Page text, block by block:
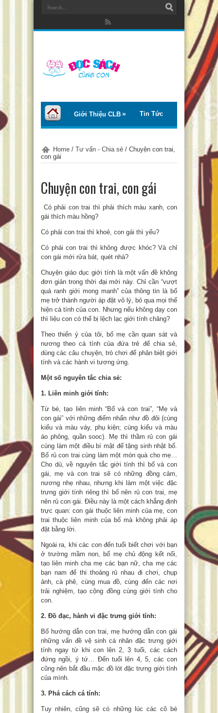
Giới Thiệu CLB Tin Tức
Tư Vấn – Chia Sẻ Thơ – Truyện
Chào Tiếng Việt
Trại Hè Thanh Thiếu Nhi EcoCamp
Home / Tư vấn - Chia sẻ / Chuyện con trai,
con gái
Chuyện con trai, con gái
Có phải con trai thì phải thích màu xanh, con
gái thích màu hồng?
Có phải con trai thì khoẻ, con gái thì yếu?
Có phải con trai thì không được khóc? Và chỉ
con gái mới rửa bát, quét nhà?
Chuyện giáo dục giới tính là một vấn đề không
đơn giản trong thời đại mới này. Chỉ cần “vượt
quá ranh giới mong manh” của thông tin là bố
mẹ trở thành người áp đặt vô lý, bỏ qua mọi thể
hiện cá tính của con. Nhưng nếu không dạy con
thì liệu con có thể bị lệch lạc giới tính chăng?
Theo thiển ý của tôi, bố mẹ cần quan sát và
nương theo cá tính của đứa trẻ để chia sẻ,
dùng các câu chuyện, trò chơi để phân biệt giới
tính và các hành vi tương ứng.
Một số nguyên tắc chia sẻ:
1. Liên minh giới tính:
Từ bé, tạo liên minh “Bố và con trai”, “Mẹ và
con gái” với những điểm nhấn như đồ đôi (cùng
kiểu và màu váy, phụ kiện; cùng kiểu và màu
áo phông, quần sooc). Mẹ thì thầm rủ con gái
cùng làm một điều bí mật để tặng sinh nhật bố.
Bố rủ con trai cùng làm một món quà cho mẹ…
Cho dù, về nguyên tắc giới tính thì bố và con
gái, mẹ và con trai sẽ có những đồng cảm,
nương nhẹ nhau, nhưng khi làm một việc đặc
trưng giới tính riêng thì bố nên rủ con trai, mẹ
nên rủ con gái. Điều này là một cách khẳng định
trực quan: con gái thuộc liên minh của mẹ, con
trai thuộc liên minh của bố mà không phải áp
đặt bằng lời.
Ngoài ra, khi các con đến tuổi biết chơi với bạn
ở trường mầm non, bố mẹ chủ động kết nối,
tạo liên minh cha mẹ các bạn nữ, cha mẹ các
bạn nam để thi thoảng rủ nhau đi chơi, chụp
ảnh, cà phê, cùng mua đồ, cùng đến các nơi
trải nghiệm, tạo cộng đồng cùng giới tính cho
con.
2. Đồ đạc, hành vi đặc trưng giới tính:
Bố hướng dẫn con trai, mẹ hướng dẫn con gái
những vấn đề vệ sinh cá nhân đặc trưng giới
tính ngay từ khi con lên 2, 3 tuổi, các cách
đứng ngồi, ý tứ… Đến tuổi lên 4, 5, các con
cũng nên bắt đầu mặc đồ lót đặc trưng giới tính
của mình.
3. Phá cách cá tính:
Tuy nhiên, cũng sẽ có những lúc các cô bé